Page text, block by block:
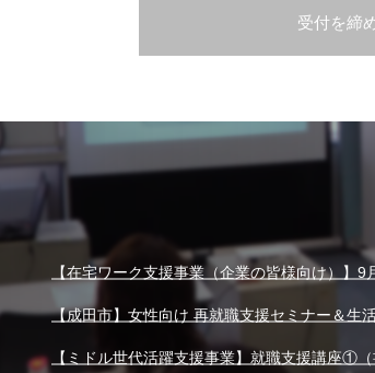
受付を締
【在宅ワーク支援事業（企業の皆様向け）】
【成田市】女性向け 再就職支援セミナー＆生
【ミドル世代活躍支援事業】就職支援講座①